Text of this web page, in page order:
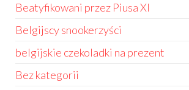
Beatyfikowani przez Piusa XI
Belgijscy snookerzyści
belgijskie czekoladki na prezent
Bez kategorii